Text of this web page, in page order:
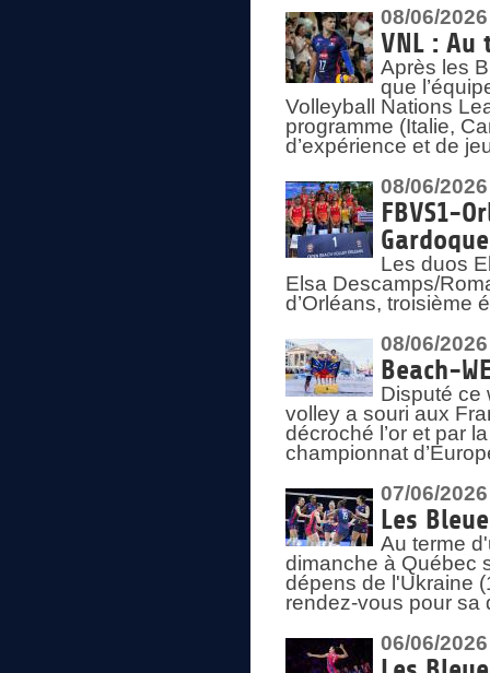
08/06/2026
VNL : Au
Après les
que
Volleyball Nations
programme (Italie,
d’expérience et de
08/06/2026
FBVS1-
Les duos
Elsa Descamps/
d’Orléans, troisième
08/06/2026
Beach-
Disputé ce
volley a souri aux
décroché l’or et par
championnat
07/06/2026
Les
Au terme
dimanche à Québec
dépens de l'Ukraine
rendez-vous pour sa
06/06/2026